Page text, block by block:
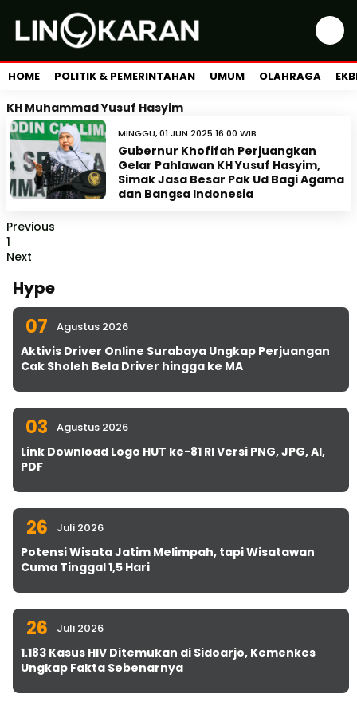
HOME POLITIK & PEMERINTAHAN UMUM OLAHRAGA
KH Muhammad Yusuf Hasyim
MINGGU, 01 JUN 2025 16:00 WIB
Gubernur Khofifah Perjuangkan
Gelar Pahlawan KH Yusuf Hasyim,
Simak Jasa Besar Pak Ud Bagi Agama
dan Bangsa Indonesia
Previous
1
Next
Hype
07 Agustus 2026
Aktivis Driver Online Surabaya Ungkap Perjuangan
Cak Sholeh Bela Driver hingga ke MA
03 Agustus 2026
Link Download Logo HUT ke-81 RI Versi PNG, JPG, AI,
PDF
26 Juli 2026
Potensi Wisata Jatim Melimpah, tapi Wisatawan
Cuma Tinggal 1,5 Hari
26 Juli 2026
1.183 Kasus HIV Ditemukan di Sidoarjo, Kemenkes
Ungkap Fakta Sebenarnya